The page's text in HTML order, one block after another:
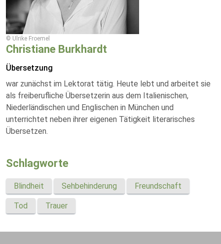
© Ulrike Froemel
Christiane Burkhardt
Übersetzung
war zunächst im Lektorat tätig. Heute lebt und arbeitet sie
als freiberufliche Übersetzerin aus dem Italienischen,
Niederländischen und Englischen in München und
unterrichtet neben ihrer eigenen Tätigkeit literarisches
Übersetzen.
Schlagworte
Blindheit Sehbehinderung Freundschaft
Tod Trauer